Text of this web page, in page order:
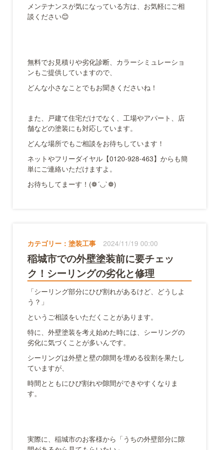
メンテナンスが気になっている方は、お気軽にご相
談ください😊
無料でお見積りや劣化診断、カラーシミュレーショ
ンもご提供していますので、
どんな小さなことでもお聞きくださいね！
また、戸建て住宅だけでなく、工場やアパート、店
舗などの塗装にも対応しています。
どんな場所でもご相談をお待ちしています！
ネットやフリーダイヤル【0120-928-463】からも簡
単にご連絡いただけますよ。
お待ちしてまーす！(❁´◡`❁)
カテゴリー：塗装工事 2024/11/19 00:00
稲城市での外壁塗装前に要チェッ
ク！シーリングの劣化と修理
「シーリング部分にひび割れがあるけど、どうしよ
う？」
というご相談をいただくことがあります。
特に、外壁塗装を考え始めた時には、シーリングの
劣化に気づくことが多いんです。
シーリングは外壁と壁の隙間を埋める役割を果たし
ていますが、
時間とともにひび割れや隙間ができやすくなりま
す。
実際に、稲城市のお客様から「うちの外壁部分に隙